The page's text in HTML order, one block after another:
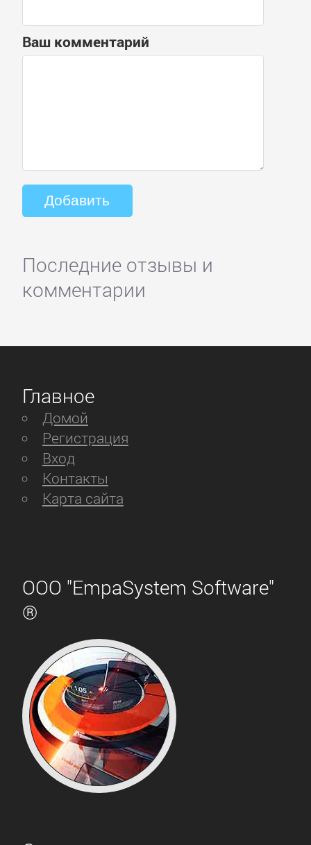
Ваш комментарий
Последние отзывы и
комментарии
Главное
Домой
Регистрация
Вход
Контакты
Карта сайта
ООО "EmpaSystem Software"
®